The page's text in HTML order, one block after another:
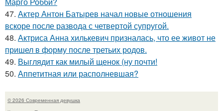
47. Актер Антон Батырев начал новые отношения
вскоре после развода с четвертой супругой.
48. Актриса Анна хилькевич призналась, что ее живот не
пришел в форму после третьих родов.
49. Выглядит как милый щенок (ну почти!
50. Аппетитная или располневшая?
© 2026 Современная девушка